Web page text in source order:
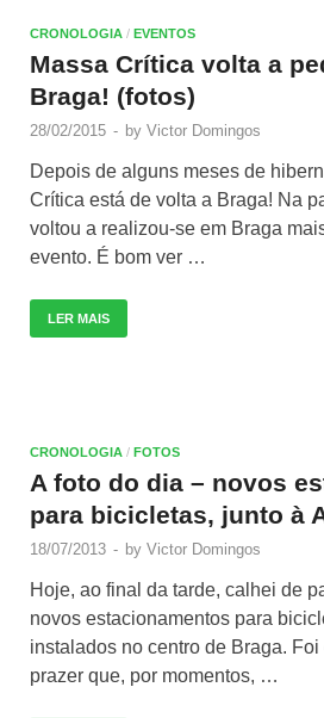
CRONOLOGIA / EVENTOS
Massa Crítica volta a
Braga! (fotos)
28/02/2015 - by Victor Domingos
Depois de alguns meses de
Crítica está de volta a Braga! Na
voltou a realizou-se em Braga
evento. É bom ver …
LER MAIS
CRONOLOGIA / FOTOS
A foto do dia – novos
para bicicletas, junto à
18/07/2013 - by Victor Domingos
Hoje, ao final da tarde, calhei de
novos estacionamentos para
instalados no centro de Braga.
prazer que, por momentos, …